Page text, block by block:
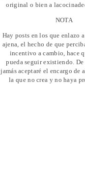
original o bien a
NOTA
Hay posts en los que enlazo
ajena, el hecho de que
incentivo a cambio, hace
pueda seguir existiendo. De
jamás aceptaré el encargo de
la que no crea y no haya